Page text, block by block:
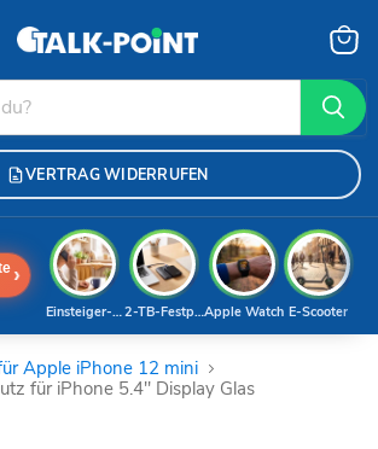
VERTRAG WIDERRUFEN
›
E-Scooter
Apple Watch
2-TB-Festplatte
Einsteiger-Handy
Apple iPhone 12 mini
für iPhone 5.4" Display Glas